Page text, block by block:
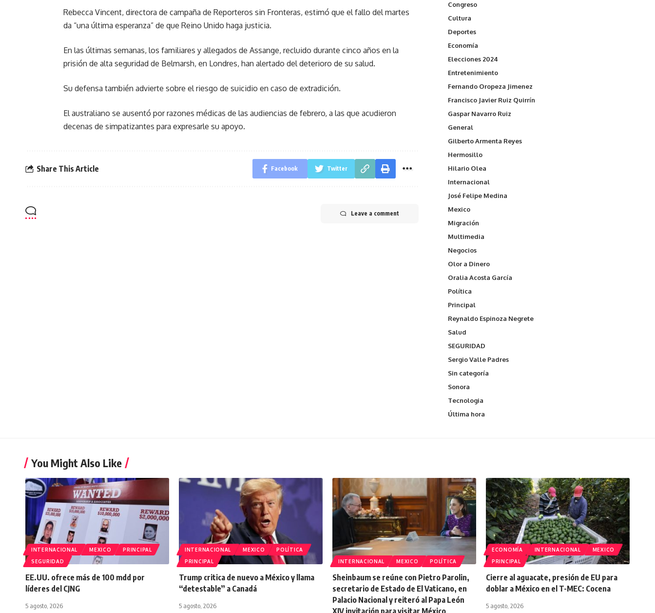
Rebecca Vincent, directora de campaña de Reporteros sin Fronteras, estimó que el fallo del martes
da “una última esperanza” de que Reino Unido haga justicia.
En las últimas semanas, los familiares y allegados de Assange, recluido durante cinco años en la
prisión de alta seguridad de Belmarsh, en Londres, han alertado del deterioro de su salud.
Su defensa también advierte sobre el riesgo de suicidio en caso de extradición.
El australiano se ausentó por razones médicas de las audiencias de febrero, a las que acudieron
decenas de simpatizantes para expresarle su apoyo.
Share This Article Facebook Twitter
Leave a comment
Congreso
Cultura
Deportes
Economía
Elecciones 2024
Entretenimiento
Fernando Oropeza Jimenez
Francisco Javier Ruiz Quirrín
Gaspar Navarro Ruiz
General
Gilberto Armenta Reyes
Hermosillo
Hilario Olea
Internacional
José Felipe Medina
Mexico
Migración
Multimedia
Negocios
Olor a Dinero
Oralia Acosta García
Política
Principal
Reynaldo Espinoza Negrete
Salud
SEGURIDAD
Sergio Valle Padres
Sin categoría
Sonora
Tecnologia
Última hora
You Might Also Like
INTERNACIONAL MEXICO
PRINCIPAL
SEGURIDAD
EE.UU. ofrece más de 100 mdd por
líderes del CJNG
5 agosto, 2026
INTERNACIONAL MEXICO
POLÍTICA
PRINCIPAL
Trump critica de nuevo a México y llama
“detestable” a Canadá
5 agosto, 2026
INTERNACIONAL MEXICO POLÍTICA
Sheinbaum se reúne con Pietro Parolin,
secretario de Estado de El Vaticano, en
Palacio Nacional y reiteró al Papa León
XIV invitación para visitar México
ECONOMÍA INTERNACIONAL
MEXICO
PRINCIPAL
Cierre al aguacate, presión de EU para
doblar a México en el T-MEC: Cocena
5 agosto, 2026